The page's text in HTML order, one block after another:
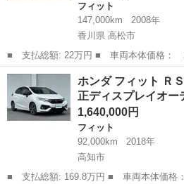
フィット
147,000km
2008年
香川県 高松市
■ 支払総額: 22万円 ■ 車両本体価格： 170,000 円 ■ メーカー
名： ホンダ ■ 車種名： フィット ■
テレビ・ＥＴＣ ■ 排気量： 1300cc ■
ョ...
香川 高松市 フィット
ホンダ フィット
正ディスプレイオ
1,640,000円
フィット
92,000km
2018年
高知市
■ 支払総額: 169.8万円 ■ 車両本体価格： 1,640,000 円 ■ メーカ